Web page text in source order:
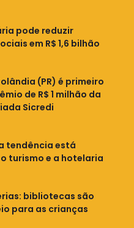
pode reduzir
em R$ 1,6 bilhão
(PR) é primeiro
de R$ 1 milhão da
Sicredi
tendência está
turismo e a hotelaria
bibliotecas são
para as crianças